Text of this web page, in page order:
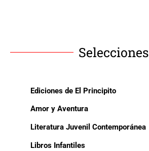
Selecciones
Ediciones de El Principito
Amor y Aventura
Literatura Juvenil Contemporánea
Libros Infantiles